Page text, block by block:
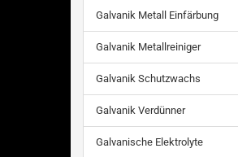
Galvanik Metall Einfärbung
Galvanik Metallreiniger
Galvanik Schutzwachs
Galvanik Verdünner
Galvanische Elektrolyte